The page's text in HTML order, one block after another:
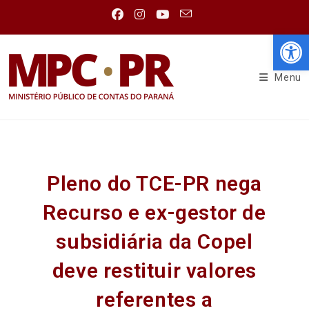
Menu
Pleno do TCE-PR nega
Recurso e ex-gestor de
subsidiária da Copel
deve restituir valores
referentes a